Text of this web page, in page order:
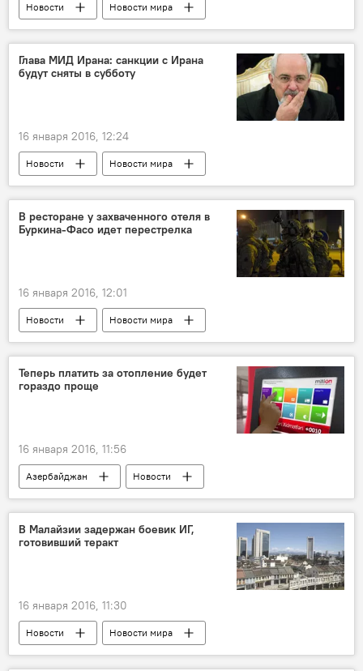
Новости Новости мира
Глава МИД Ирана: санкции с Ирана
будут сняты в субботу
16 января 2016, 12:24
Новости Новости мира
В ресторане у захваченного отеля в
Буркина-Фасо идет перестрелка
16 января 2016, 12:01
Новости Новости мира
Теперь платить за отопление будет
гораздо проще
16 января 2016, 11:56
Азербайджан Новости
В Малайзии задержан боевик ИГ,
готовивший теракт
16 января 2016, 11:30
Новости Новости мира